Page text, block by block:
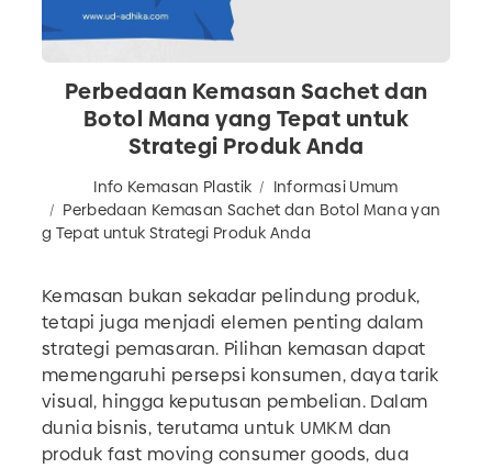
Perbedaan Kemasan Sachet dan
Botol Mana yang Tepat untuk
Strategi Produk Anda
Info Kemasan Plastik
Informasi Umum
Perbedaan Kemasan Sachet dan Botol Mana yan
g Tepat untuk Strategi Produk Anda
Kemasan bukan sekadar pelindung produk,
tetapi juga menjadi elemen penting dalam
strategi pemasaran. Pilihan kemasan dapat
memengaruhi persepsi konsumen, daya tarik
visual, hingga keputusan pembelian. Dalam
dunia bisnis, terutama untuk UMKM dan
produk fast moving consumer goods, dua